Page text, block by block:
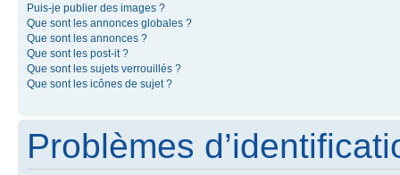
Puis-je publier des images ?
Que sont les annonces globales ?
Que sont les annonces ?
Que sont les post-it ?
Que sont les sujets verrouillés ?
Que sont les icônes de sujet ?
Problèmes